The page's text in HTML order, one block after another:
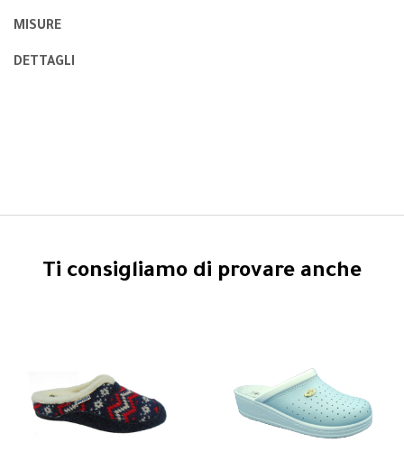
MISURE
DETTAGLI
Ti consigliamo di provare anche